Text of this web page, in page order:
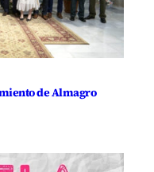
de Almagro